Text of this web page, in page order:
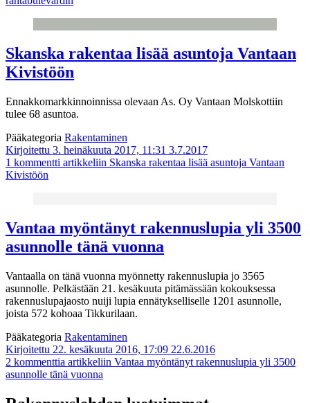
Skanska rakentaa lisää asuntoja Vantaan
Kivistöön
Ennakkomarkkinnoinnissa olevaan As. Oy Vantaan Molskottiin
tulee 68 asuntoa.
Pääkategoria Rakentaminen
Kirjoitettu 3. heinäkuuta 2017, 11:31 3.7.2017
1 kommentti artikkeliin Skanska rakentaa lisää asuntoja Vantaan
Kivistöön
Vantaa myöntänyt rakennuslupia yli 3500
asunnolle tänä vuonna
Vantaalla on tänä vuonna myönnetty rakennuslupia jo 3565
asunnolle. Pelkästään 21. kesäkuuta pitämässään kokouksessa
rakennuslupajaosto nuiji lupia ennätykselliselle 1201 asunnolle,
joista 572 kohoaa Tikkurilaan.
Pääkategoria Rakentaminen
Kirjoitettu 22. kesäkuuta 2016, 17:09 22.6.2016
2 kommenttia artikkeliin Vantaa myöntänyt rakennuslupia yli 3500
asunnolle tänä vuonna